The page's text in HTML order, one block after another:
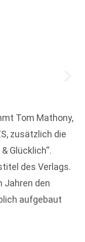
Tom Mathony,
zusätzlich die
Glücklich“.
des Verlags.
Jahren den
aufgebaut